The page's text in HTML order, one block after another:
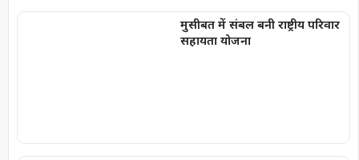
मुसीबत में संबल बनी राष्ट्रीय परिवार
सहायता योजना